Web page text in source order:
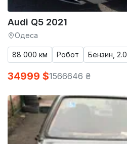
Audi Q5 2021
Одеса
88 000 км Робот Бензин, 2.0
34999 $1566646 ₴